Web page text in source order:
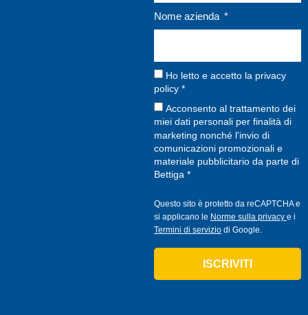
Nome azienda
Ho letto e accetto la privacy
policy *
Acconsento al trattamento dei
miei dati personali per finalità di
marketing nonché l'invio di
comunicazioni promozionali e
materiale pubblicitario da parte di
Bettiga *
Questo sito è protetto da reCAPTCHA e
si applicano le Norme sulla privacy e i
Termini di servizio di Google.
ISCRIVITI